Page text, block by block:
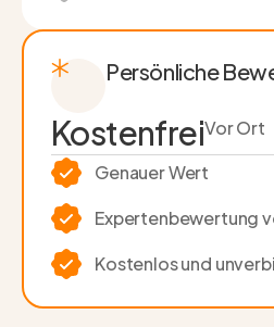
Persönliche
KostenfreiVor Ort
Genauer Wert
Experten­bewertung
Kostenlos und